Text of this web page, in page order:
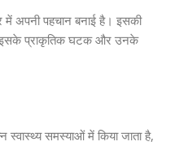
में अपनी पहचान बनाई है। इसकी
इसके प्राकृतिक घटक और उनके
स्वास्थ्य समस्याओं में किया जाता है,